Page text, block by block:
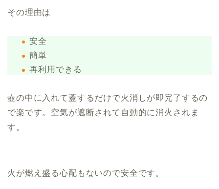
その理由は
安全
簡単
再利用できる
壺の中に入れて蓋するだけで火消しが即完了するの
で楽です。空気が遮断されて自動的に消火されま
す。
火が燃え盛る心配もないので安全です。